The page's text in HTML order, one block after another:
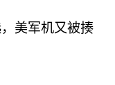
美军机又被揍